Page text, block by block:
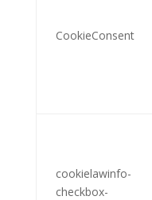
CookieConsent
cookielawinfo-
checkbox-